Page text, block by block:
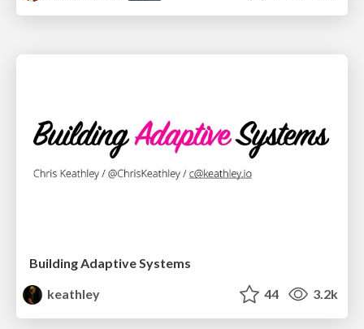
Building Adaptive Systems
keathley
44 3.2k